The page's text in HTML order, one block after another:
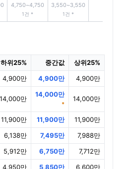
4,750~4,750
1건 *
3,550~3,550
1건 *
하위25% 중간값
상위25%
4,900만 4,900만 4,900만
14,000만
14,000만
*
14,000만
11,900만 11,900만
11,900만
6,138만 7,495만
7,988만
5,912만 6,750만
7,712만
4,950만 5,850만
6,600만